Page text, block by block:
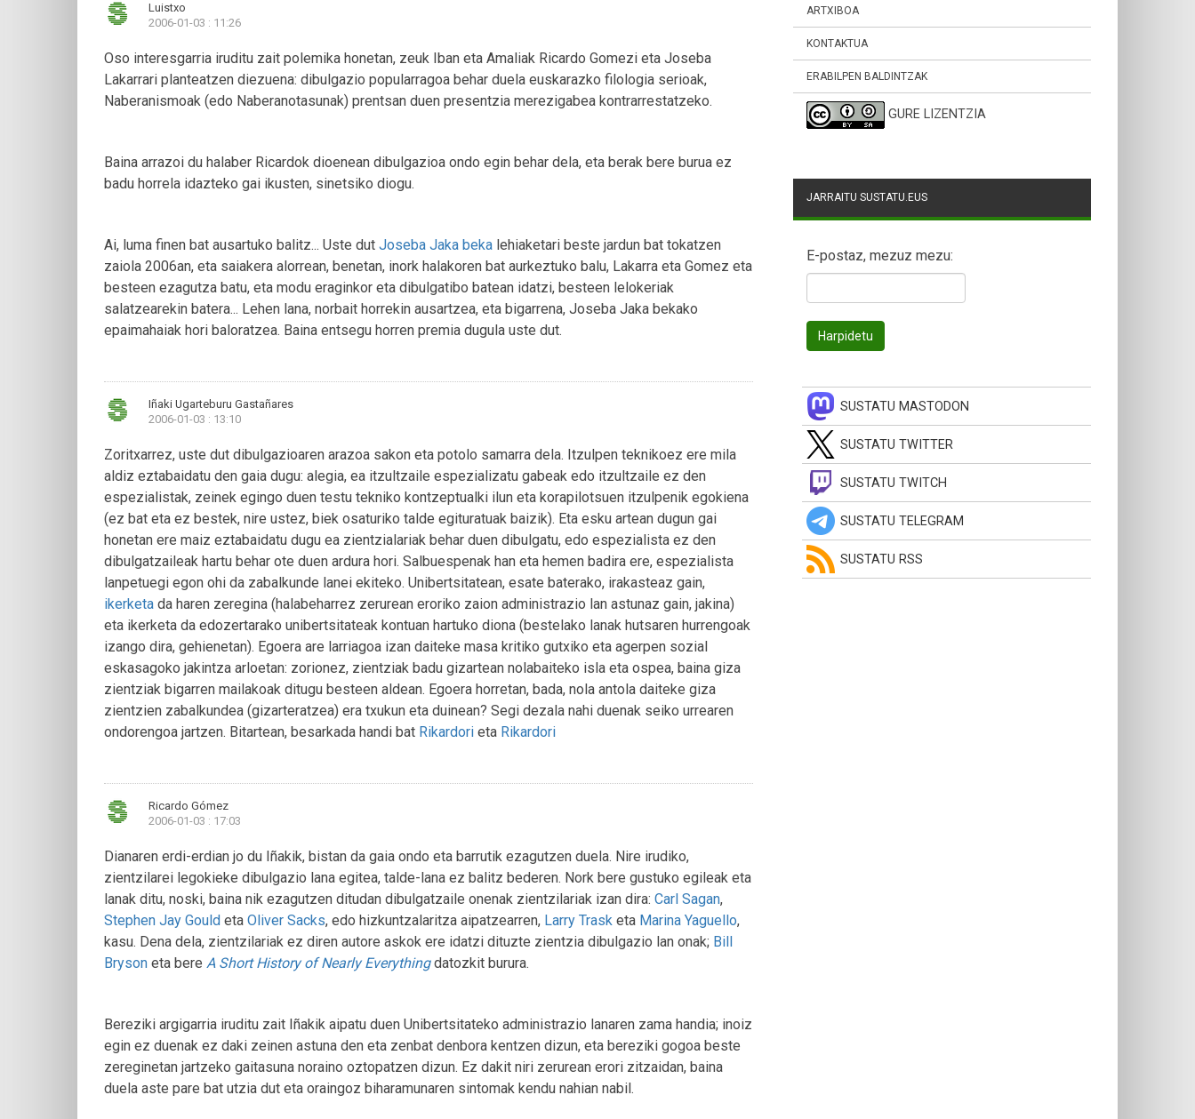
Luistxo
2006-01-03 : 11:26
Oso interesgarria iruditu zait polemika honetan, zeuk Iban eta Amaliak Ricardo Gomezi eta Joseba
Lakarrari planteatzen diezuena: dibulgazio popularragoa behar duela euskarazko filologia serioak,
Naberanismoak (edo Naberanotasunak) prentsan duen presentzia merezigabea kontrarrestatzeko.
Baina arrazoi du halaber Ricardok dioenean dibulgazioa ondo egin behar dela, eta berak bere burua ez
badu horrela idazteko gai ikusten, sinetsiko diogu.
Ai, luma finen bat ausartuko balitz... Uste dut Joseba Jaka beka lehiaketari beste jardun bat tokatzen
zaiola 2006an, eta saiakera alorrean, benetan, inork halakoren bat aurkeztuko balu, Lakarra eta Gomez eta
besteen ezagutza batu, eta modu eraginkor eta dibulgatibo batean idatzi, besteen lelokeriak
salatzearekin batera... Lehen lana, norbait horrekin ausartzea, eta bigarrena, Joseba Jaka bekako
epaimahaiak hori baloratzea. Baina entsegu horren premia dugula uste dut.
Iñaki Ugarteburu Gastañares
2006-01-03 : 13:10
Zoritxarrez, uste dut dibulgazioaren arazoa sakon eta potolo samarra dela. Itzulpen teknikoez ere mila
aldiz eztabaidatu den gaia dugu: alegia, ea itzultzaile espezializatu gabeak edo itzultzaile ez den
espezialistak, zeinek egingo duen testu tekniko kontzeptualki ilun eta korapilotsuen itzulpenik egokiena
(ez bat eta ez bestek, nire ustez, biek osaturiko talde egituratuak baizik). Eta esku artean dugun gai
honetan ere maiz eztabaidatu dugu ea zientzialariak behar duen dibulgatu, edo espezialista ez den
dibulgatzaileak hartu behar ote duen ardura hori. Salbuespenak han eta hemen badira ere, espezialista
lanpetuegi egon ohi da zabalkunde lanei ekiteko. Unibertsitatean, esate baterako, irakasteaz gain,
ikerketa da haren zeregina (halabeharrez zerurean eroriko zaion administrazio lan astunaz gain, jakina)
eta ikerketa da edozertarako unibertsitateak kontuan hartuko diona (bestelako lanak hutsaren hurrengoak
izango dira, gehienetan). Egoera are larriagoa izan daiteke masa kritiko gutxiko eta agerpen sozial
eskasagoko jakintza arloetan: zorionez, zientziak badu gizartean nolabaiteko isla eta ospea, baina giza
zientziak bigarren mailakoak ditugu besteen aldean. Egoera horretan, bada, nola antola daiteke giza
zientzien zabalkundea (gizarteratzea) era txukun eta duinean? Segi dezala nahi duenak seiko urrearen
ondorengoa jartzen. Bitartean, besarkada handi bat Rikardori eta Rikardori
Ricardo Gómez
2006-01-03 : 17:03
Dianaren erdi-erdian jo du Iñakik, bistan da gaia ondo eta barrutik ezagutzen duela. Nire irudiko,
zientzilarei legokieke dibulgazio lana egitea, talde-lana ez balitz bederen. Nork bere gustuko egileak eta
lanak ditu, noski, baina nik ezagutzen ditudan dibulgatzaile onenak zientzilariak izan dira: Carl Sagan,
Stephen Jay Gould eta Oliver Sacks, edo hizkuntzalaritza aipatzearren, Larry Trask eta Marina Yaguello,
kasu. Dena dela, zientzilariak ez diren autore askok ere idatzi dituzte zientzia dibulgazio lan onak; Bill
Bryson eta bere A Short History of Nearly Everythingdatozkit burura.
Bereziki argigarria iruditu zait Iñakik aipatu duen Unibertsitateko administrazio lanaren zama handia; inoiz
egin ez duenak ez daki zeinen astuna den eta zenbat denbora kentzen dizun, eta bereziki gogoa beste
zereginetan jartzeko gaitasuna noraino oztopatzen dizun. Ez dakit niri zerurean erori zitzaidan, baina
duela aste pare bat utzia dut eta oraingoz biharamunaren sintomak kendu nahian nabil.
ARTXIBOA
KONTAKTUA
ERABILPEN BALDINTZAK
GURE LIZENTZIA
JARRAITU SUSTATU.EUS
E-postaz, mezuz mezu:
SUSTATU MASTODON
SUSTATU TWITTER
SUSTATU TWITCH
SUSTATU TELEGRAM
SUSTATU RSS